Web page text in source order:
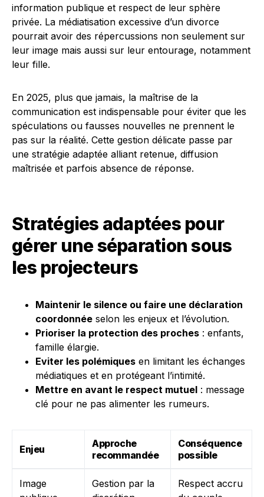
information publique et respect de leur sphère
privée. La médiatisation excessive d’un divorce
pourrait avoir des répercussions non seulement sur
leur image mais aussi sur leur entourage, notamment
leur fille.
En 2025, plus que jamais, la maîtrise de la
communication est indispensable pour éviter que les
spéculations ou fausses nouvelles ne prennent le
pas sur la réalité. Cette gestion délicate passe par
une stratégie adaptée alliant retenue, diffusion
maîtrisée et parfois absence de réponse.
Stratégies adaptées pour
gérer une séparation sous
les projecteurs
Maintenir le silence ou faire une déclaration
coordonnée selon les enjeux et l’évolution.
Prioriser la protection des proches : enfants,
famille élargie.
Eviter les polémiques en limitant les échanges
médiatiques et en protégeant l’intimité.
Mettre en avant le respect mutuel : message
clé pour ne pas alimenter les rumeurs.
Enjeu
Approche
recommandée
Conséquence
possible
Image
Gestion par la
Respect accru